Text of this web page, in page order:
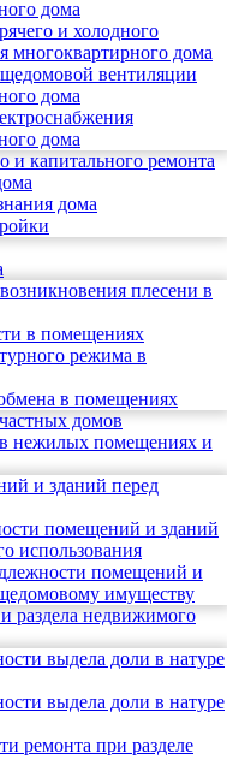
дома
и холодного
многоквартирного дома
вентиляции
дома
дома
и капитального ремонта
дома
плесени в
в помещениях
режима в
в помещениях
домов
в нежилых помещениях и
и зданий перед
помещений и зданий
использования
помещений и
имуществу
раздела недвижимого
выдела доли в натуре
выдела доли в натуре
ремонта при разделе